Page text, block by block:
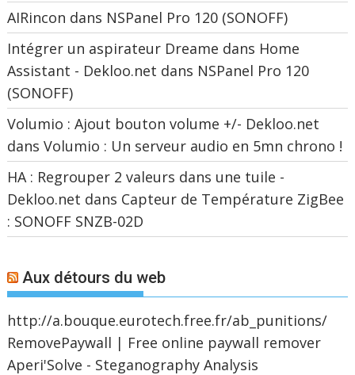
AIRincon dans NSPanel Pro 120 (SONOFF)
Intégrer un aspirateur Dreame dans Home
Assistant - Dekloo.net dans NSPanel Pro 120
(SONOFF)
Volumio : Ajout bouton volume +/- Dekloo.net
dansVolumio : Un serveur audio en 5mn chrono !
HA : Regrouper 2 valeurs dans une tuile -
Dekloo.net dans Capteur de Température ZigBee
: SONOFF SNZB-02D
Aux détours du web
http://a.bouque.eurotech.free.fr/ab_punitions/
RemovePaywall | Free online paywall remover
Aperi'Solve - Steganography Analysis